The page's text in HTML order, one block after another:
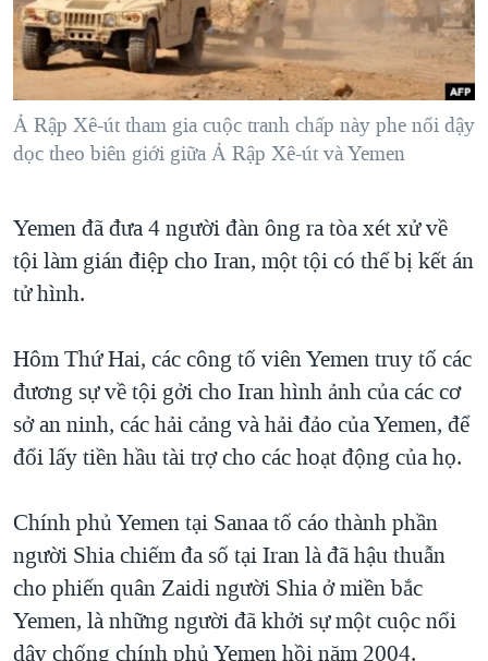
"Tìm"NGƯỜI VIỆT HẢI NGOẠI
ĐỜI SỐNG
KINH TẾ
KHOA HỌC
VĂN HOÁ
THỂ THAO
GIÁO DỤC
TẠI
HÀNH TRÌNH BẦU CỬ 2024
MỘT NĂM CHIẾN TRANH TẠI DẢI GAZA
GIẢI MÃ VÀNH ĐAI & CON ĐƯỜNG
NGÀY TỊ NẠN THẾ GIỚI
GROUND ZERO – XƯA VÀ NAY
THƯỢNG ĐỈNH TRUMP-KIM TẠI VIỆT NAM
TRỊNH VĨNH BÌNH VS. CHÍNH PHỦ VIỆT NAM
NGƯ DÂN VIỆT VÀ LÀN SÓNG TRỘM HẢI SÂM
QUAN HỆ VIỆT MỸ
VIDEO
NGHE
MẠNG XÃ HỘI
Ngôn ngữ khác
Ả Rập Xê-út tham gia cuộc tranh chấp này phe nổi dậy
dọc theo biên giới giữa Ả Rập Xê-út và Yemen
Yemen đã đưa 4 người đàn ông ra tòa xét xử về
tội làm gián điệp cho Iran, một tội có thể bị kết án
tử hình.
Hôm Thứ Hai, các công tố viên Yemen truy tố các
đương sự về tội gởi cho Iran hình ảnh của các cơ
sở an ninh, các hải cảng và hải đảo của Yemen, để
đổi lấy tiền hầu tài trợ cho các hoạt động của họ.
Chính phủ Yemen tại Sanaa tố cáo thành phần
người Shia chiếm đa số tại Iran là đã hậu thuẫn
cho phiến quân Zaidi người Shia ở miền bắc
Yemen, là những người đã khởi sự một cuộc nổi
dậy chống chính phủ Yemen hồi năm 2004.